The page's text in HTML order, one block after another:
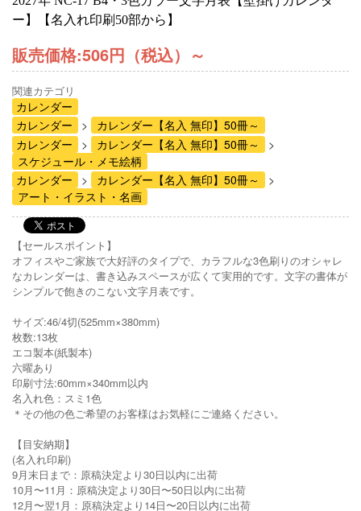
ー】【名入れ印刷50部から】
販売価格:506円（税込） ～
関連カテゴリ
カレンダー
カレンダー
カレンダー【名入 無印】50冊～
カレンダー
カレンダー【名入 無印】50冊～
スケジュール・メモ絵柄
カレンダー
カレンダー【名入 無印】50冊～
アート・イラスト・名画
【セールスポイント】
オフィスやご家族で大好評のタイプで、カラフルな3色刷りのオシャレ
なカレンダーは、書き込みスペースが広くて実用的です。文字の書体が
シンプルで飽きのこない文字月表です。
サイズ:46/4切(525mm×380mm)
枚数:13枚
エコ製本(紙製本)
六曜あり
印刷寸法:60mm×340mm以内
名入れ色：スミ1色
＊その他の色ご希望のお客様はお気軽にご連絡ください。
【目安納期】
(名入れ印刷)
9月末日まで：原稿決定より30日以内に出荷
10月〜11月：原稿決定より30日〜50日以内に出荷
12月〜翌1月：原稿決定より14日〜20日以内に出荷